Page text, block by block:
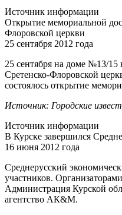
Источник информации
Открытие мемориальной
Флоровской церкви
25 сентября 2012 года
25 сентября на доме №13/15
Сретенско-Флоровской
состоялось открытие
Источник: Городские
Источник информации
В Курске завершился
16 июня 2012 года
Среднерусский
участников.
Администрация Курской
агентство АК&M.